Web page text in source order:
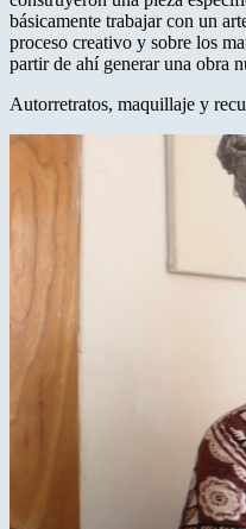
básicamente trabajar con un
proceso creativo y sobre los
partir de ahí generar una obra
Autorretratos, maquillaje y